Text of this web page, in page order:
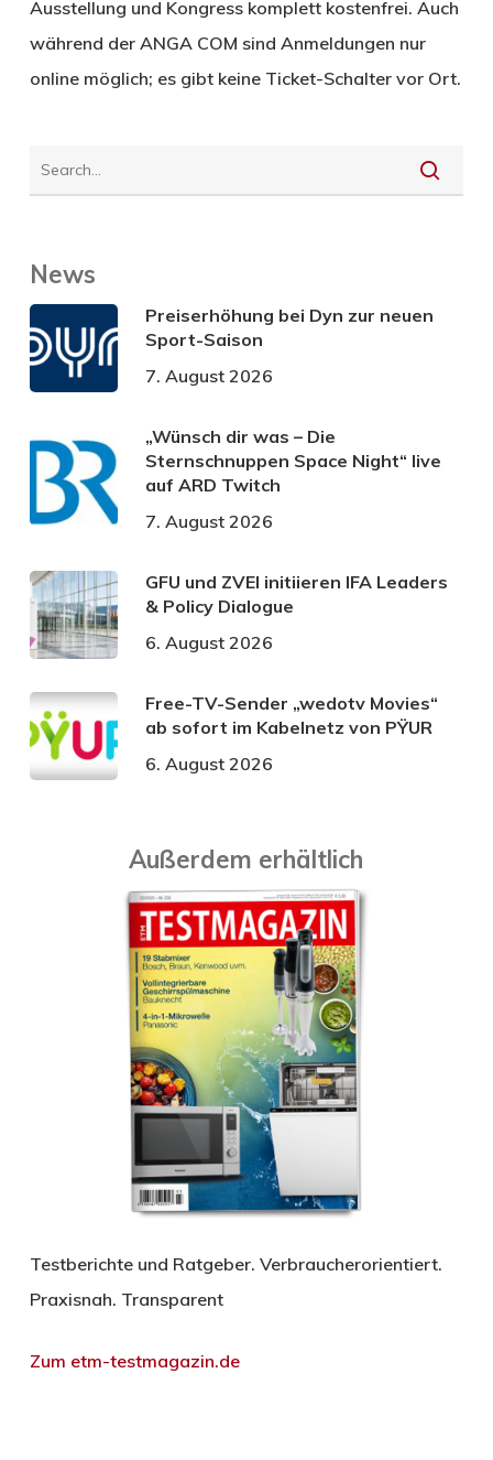
Ausstellung und Kongress komplett kostenfrei. Auch
während der ANGA COM sind Anmeldungen nur
online möglich; es gibt keine Ticket-Schalter vor Ort.
News
Preiserhöhung bei Dyn zur neuen
Sport-Saison
7. August 2026
„Wünsch dir was – Die
Sternschnuppen Space Night“ live
auf ARD Twitch
7. August 2026
GFU und ZVEI initiieren IFA Leaders
& Policy Dialogue
6. August 2026
Free-TV-Sender „wedotv Movies“
ab sofort im Kabelnetz von PŸUR
6. August 2026
Außerdem erhältlich
Testberichte und Ratgeber. Verbraucherorientiert.
Praxisnah. Transparent
Zum etm-testmagazin.de